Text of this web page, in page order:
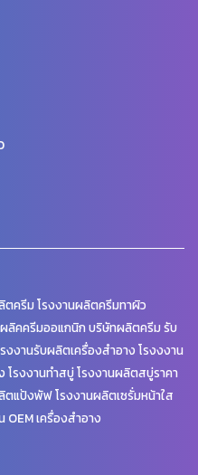
ครีม โรงงานผลิตครีมทาผิว
ลิคครีมออแกนิก บริษัทผลิตครีม รับ
งานรับผลิตเครื่องสำอาง โรงงงาน
รงงานทำสบู่ โรงงานผลิตสบู่ราคา
แป้งพัฟ โรงงานผลิตเซรั่มหน้าใส
เครื่องสำอาง